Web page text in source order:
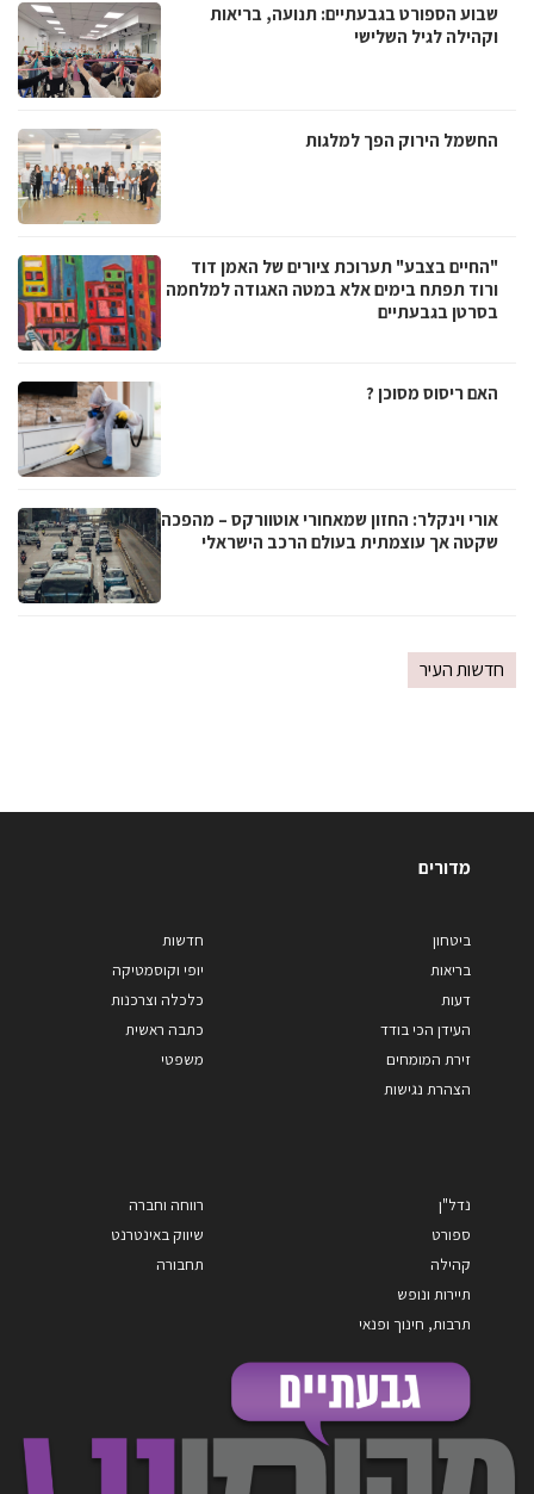
שבוע הספורט בגבעתיים: תנועה, בריאות
וקהילה לגיל השלישי
החשמל הירוק הפך למלגות
"החיים בצבע" תערוכת ציורים של האמן דוד
ורוד תפתח בימים אלא במטה האגודה למלחמה
בסרטן בגבעתיים
האם ריסוס מסוכן ?
אורי וינקלר: החזון שמאחורי אוטוורקס – מהפכה
שקטה אך עוצמתית בעולם הרכב הישראלי
חדשות העיר
מדורים
ביטחון
בריאות
דעות
העידן הכי בודד
זירת המומחים
הצהרת נגישות
חדשות
יופי וקוסמטיקה
כלכלה וצרכנות
כתבה ראשית
משפטי
נדל"ן
ספורט
קהילה
תיירות ונופש
תרבות, חינוך ופנאי
רווחה וחברה
שיווק באינטרנט
תחבורה